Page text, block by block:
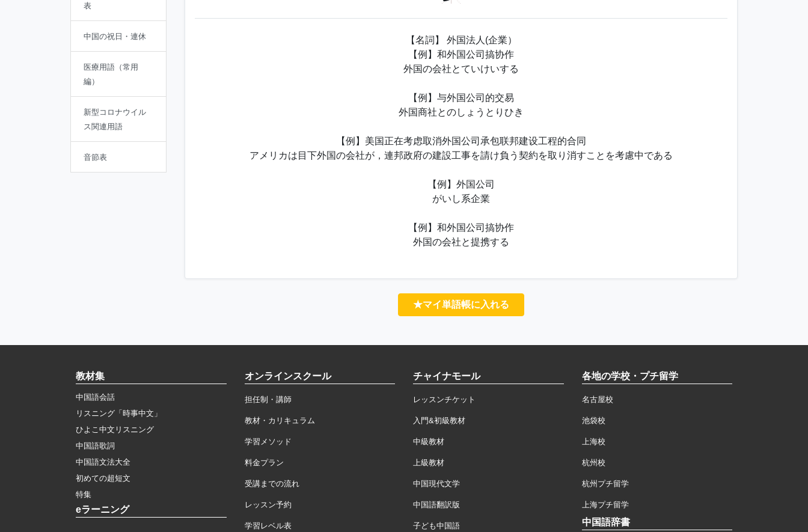
表
中国の祝日・連休
医療用語（常用
編）
新型コロナウイル
ス関連用語
音節表
【名詞】 外国法人(企業）
【例】和外国公司搞协作
外国の会社とていけいする
【例】与外国公司的交易
外国商社とのしょうとりひき
【例】美国正在考虑取消外国公司承包联邦建设工程的合同
アメリカは目下外国の会社が，連邦政府の建設工事を請け負う契約を取り消すことを考慮中である
【例】外国公司
がいし系企業
【例】和外国公司搞协作
外国の会社と提携する
★マイ単語帳に入れる
教材集
中国語会話
リスニング「時事中文」
ひよこ中文リスニング
中国語歌詞
中国語文法大全
初めての超短文
特集
eラーニング
オンラインスクール
担任制・講師
教材・カリキュラム
学習メソッド
料金プラン
受講までの流れ
レッスン予約
学習レベル表
チャイナモール
レッスンチケット
入門&初級教材
中級教材
上級教材
中国現代文学
中国語翻訳版
子ども中国語
各地の学校・プチ留学
名古屋校
池袋校
上海校
杭州校
杭州プチ留学
上海プチ留学
中国語辞書